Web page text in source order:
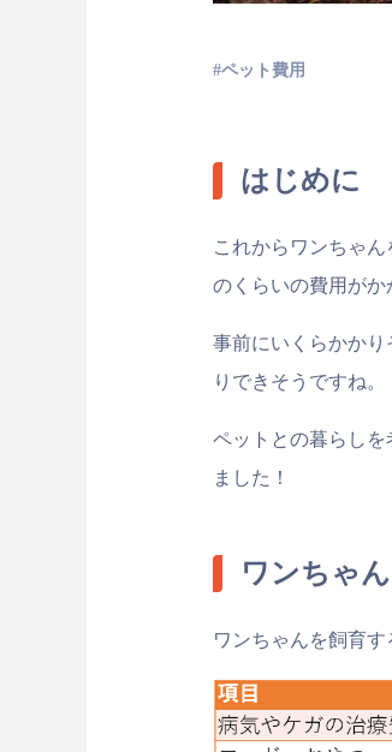
ペット費用
はじめに
これからワンちゃ
のくらいの費用がか
事前にいくらかか
りできそうですね。
ペットとの暮らし
ました！
ワンちゃ
ワンちゃんを飼育す